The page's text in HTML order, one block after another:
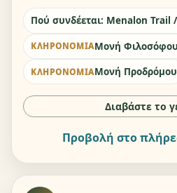
Πού συνδέεται: Menalon
ΚΛΗΡΟΝΟΜΙΆΜονή Φιλοσόφου
ΚΛΗΡΟΝΟΜΙΆΜονή Προδρόμου
Διαβάστε το
Προβολή στο